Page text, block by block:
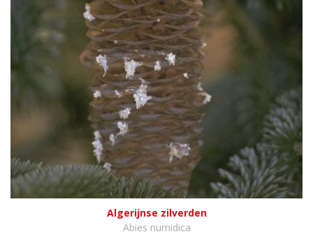
Algerijnse zilverden
Abies numidica